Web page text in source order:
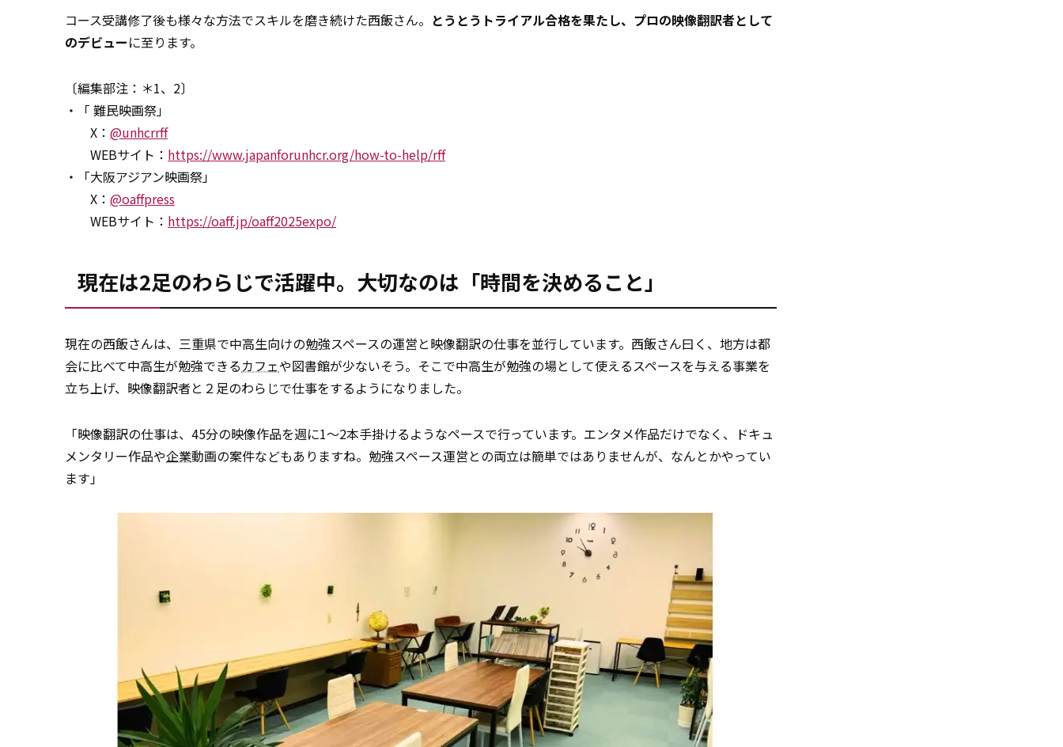
コース受講修了後も様々な方法でスキルを磨き続けた西飯さん。 とうとうトライアル合格を果たし、プロの映像翻訳者として
のデビューに至ります。
〔編集部注：＊1、2〕
・「 難民映画祭」
X： @unhcrrff
WEBサイト： https://www.japanforunhcr.org/how-to-help/rff
・「大阪アジアン映画祭」
X： @oaffpress
WEBサイト： https://oaff.jp/oaff2025expo/
現在は2足のわらじで活躍中。大切なのは「時間を決めること」
現在の西飯さんは、三重県で中高生向けの勉強スペースの運営と映像翻訳の仕事を並行しています。西飯さん曰く、地方は都
会に比べて中高生が勉強できるカフェや図書館が少ないそう。そこで中高生が勉強の場として使えるスペースを与える事業を
立ち上げ、映像翻訳者と２足のわらじで仕事をするようになりました。
「映像翻訳の仕事は、45分の映像作品を週に1～2本手掛けるようなペースで行っています。エンタメ作品だけでなく、ドキュ
メンタリー作品や企業動画の案件などもありますね。勉強スペース運営との両立は簡単ではありませんが、なんとかやってい
ます」